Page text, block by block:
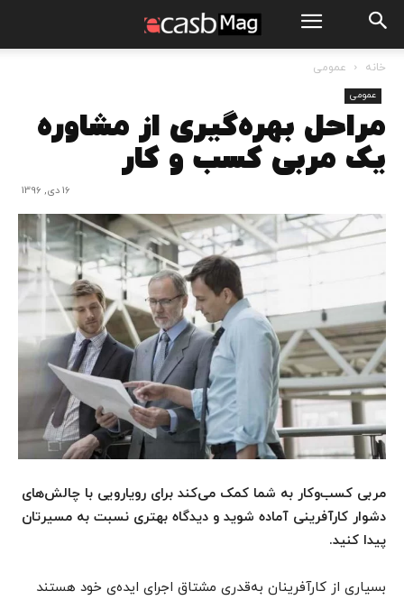
خانه عمومی
عمومی
مراحل بهره‌گیری از مشاوره
یک مربی کسب و کار
16 دی, 1396
مربی کسب‌وکار به شما کمک می‌کند برای رویارویی با چالش‌های
دشوار کارآفرینی آماده شوید و دیدگاه بهتری نسبت به مسیرتان
پیدا کنید.
بسیاری از کارآفرینان به‌قدری مشتاق اجرای ایده‌ی خود هستند